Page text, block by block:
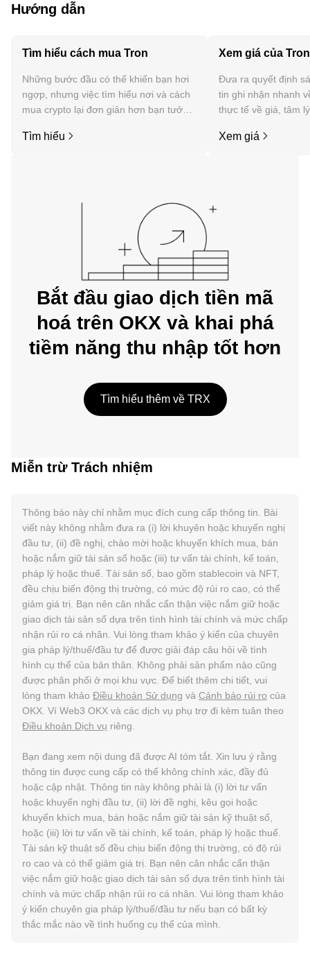
Hướng dẫn
Tìm hiểu cách mua Tron
Những bước đầu có thể khiến bạn hơi
ngợp, nhưng việc tìm hiểu nơi và cách
mua crypto lại đơn giản hơn bạn tưởng.
dụng di động OKX hoặc ngay tại đây
Tìm hiểu
Xem giá của Tron
Đưa ra quyết định
tin ghi nhận nhanh
thực tế về giá, tâm
Xem giá
Bắt đầu giao dịch tiền mã
hoá trên OKX và khai phá
tiềm năng thu nhập tốt hơn
Tìm hiểu thêm về TRX
Miễn trừ Trách nhiệm
Thông báo này chỉ nhằm mục đích cung cấp thông tin. Bài
viết này không nhằm đưa ra (i) lời khuyên hoặc khuyến nghị
đầu tư, (ii) đề nghị, chào mời hoặc khuyến khích mua, bán
hoặc nắm giữ tài sản số hoặc (iii) tư vấn tài chính, kế toán,
pháp lý hoặc thuế. Tài sản số, bao gồm stablecoin và NFT,
đều chịu biến động thị trường, có mức độ rủi ro cao, có thể
giảm giá trị. Bạn nên cân nhắc cẩn thận việc nắm giữ hoặc
giao dịch tài sản số dựa trên tình hình tài chính và mức chấp
nhận rủi ro cá nhân. Vui lòng tham khảo ý kiến của chuyên
gia pháp lý/thuế/đầu tư để được giải đáp câu hỏi về tình
hình cụ thể của bản thân. Không phải sản phẩm nào cũng
được phân phối ở mọi khu vực. Để biết thêm chi tiết, vui
lòng tham khảo Điều khoản Sử dụng và Cảnh báo rủi ro của
OKX. Ví Web3 OKX và các dịch vụ phụ trợ đi kèm tuân theo
Điều khoản Dịch vụ riêng.
Bạn đang xem nội dung đã được AI tóm tắt. Xin lưu ý rằng
thông tin được cung cấp có thể không chính xác, đầy đủ
hoặc cập nhật. Thông tin này không phải là (i) lời tư vấn
hoặc khuyến nghị đầu tư, (ii) lời đề nghị, kêu gọi hoặc
khuyến khích mua, bán hoặc nắm giữ tài sản kỹ thuật số,
hoặc (iii) lời tư vấn về tài chính, kế toán, pháp lý hoặc thuế.
Tài sản kỹ thuật số đều chịu biến động thị trường, có độ rủi
ro cao và có thể giảm giá trị. Bạn nên cân nhắc cẩn thận
việc nắm giữ hoặc giao dịch tài sản số dựa trên tình hình tài
chính và mức chấp nhận rủi ro cá nhân. Vui lòng tham khảo
ý kiến chuyên gia pháp lý/thuế/đầu tư nếu bạn có bất kỳ
thắc mắc nào về tình huống cụ thể của mình.